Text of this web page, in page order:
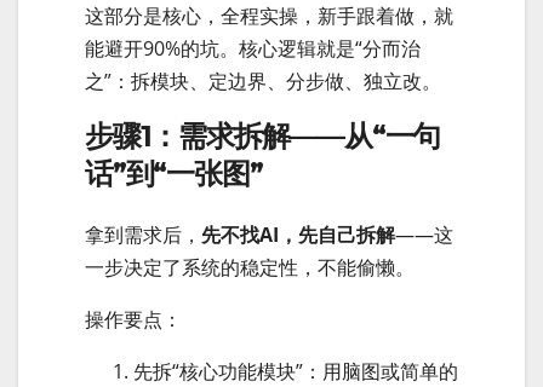
这部分是核心，全程实操，新手跟着做，就
能避开90%的坑。核心逻辑就是“分而治
之”：拆模块、定边界、分步做、独立改。
步骤1：需求拆解——从“一句
话”到“一张图”
拿到需求后， 先不找AI，先自己拆解——这
一步决定了系统的稳定性，不能偷懒。
操作要点：
先拆“核心功能模块”：用脑图或简单的